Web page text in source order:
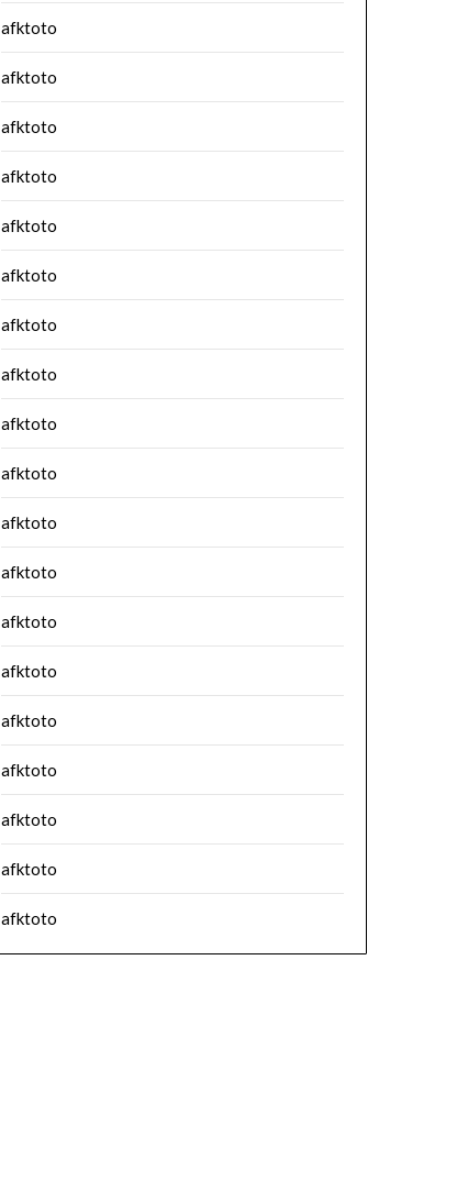
afktoto
afktoto
afktoto
afktoto
afktoto
afktoto
afktoto
afktoto
afktoto
afktoto
afktoto
afktoto
afktoto
afktoto
afktoto
afktoto
afktoto
afktoto
afktoto